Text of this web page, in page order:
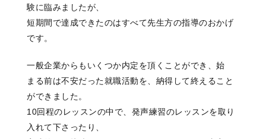
験に臨みましたが、
短期間で達成できたのはすべて先生方の指導のおかげ
です。
一般企業からもいくつか内定を頂くことができ、始
まる前は不安だった就職活動を、納得して終えること
ができました。
10回程のレッスンの中で、発声練習のレッスンを取り
入れて下さったり、